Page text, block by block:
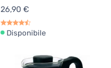
26,90 €
Disponibile